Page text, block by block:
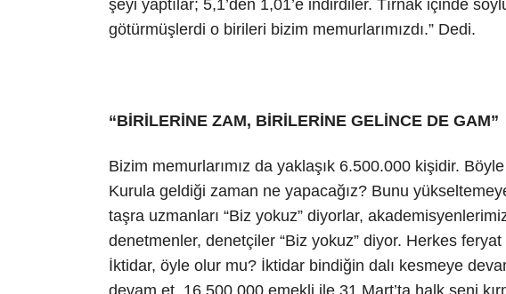
şeyi yaptılar; 5,1’den 1,01’e indirdiler. Tırnak içinde
götürmüşlerdi o birileri bizim memurlarımızdı.” Dedi.
“BİRİLERİNE ZAM, BİRİLERİNE GELİNCE DE GAM”
Bizim memurlarımız da yaklaşık 6.500.000 kişidir.
Kurula geldiği zaman ne yapacağız? Bunu
taşra uzmanları “Biz yokuz” diyorlar,
denetmenler, denetçiler “Biz yokuz” diyor. Herkes
İktidar, öyle olur mu? İktidar bindiğin dalı kesmeye